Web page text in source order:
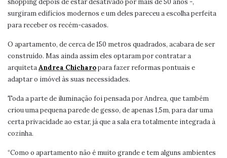
shopping depois de estar desativado por mais de 50 anos -,
surgiram edifícios modernos e um deles pareceu a escolha perfeita
para receber os recém-casados.
O apartamento, de cerca de 150 metros quadrados, acabara de ser
construído. Mas ainda assim eles optaram por contratar a
arquitetaAndrea Chicharopara fazer reformas pontuais e
adaptar o imóvel às suas necessidades.
Toda a parte de iluminação foi pensada por Andrea, que também
criou uma pequena parede de gesso, de apenas 1,5m, para dar uma
certa privacidade ao estar, já que a sala era totalmente integrada à
cozinha.
“Como o apartamento não é muito grande e tem alguns ambientes